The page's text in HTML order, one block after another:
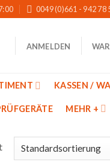
0049 (0)661 - 942 78
ANMELDEN
KASSEN /
MEHR +